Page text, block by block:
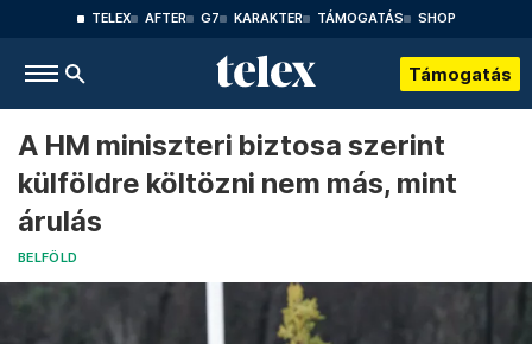
TELEX AFTER G7 KARAKTER TÁMOGATÁS SHOP
Támogatás
A HM miniszteri biztosa szerint
külföldre költözni nem más, mint
árulás
BELFÖLD